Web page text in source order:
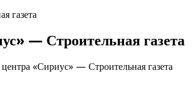
газета
— Строительная газета
«Сириус» — Строительная газета